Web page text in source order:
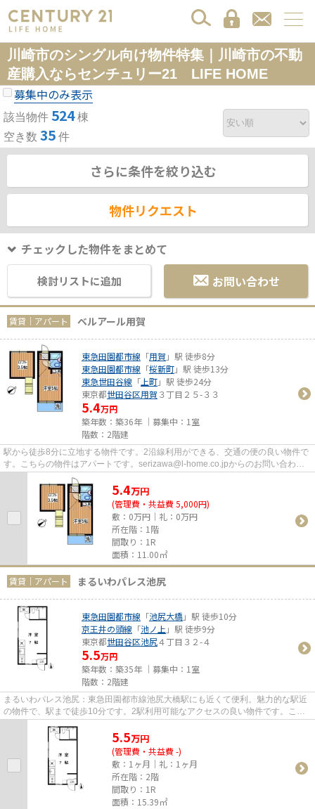
川崎市のシングル向け物件特集｜川崎市の不動
産購入ならセンチュリー21 LIFE HOME
募集中のみ表示
該当物件 524棟
空き数 35 件
さらに条件を絞り込む
物件リクエスト
チェックした物件をまとめて
検討リストに追加 お問い合わせ
賃貸｜アパート ベルアール用賀
東急田園都市線 「用賀 」駅 徒歩8分
東急田園都市線 「桜新町」駅 徒歩13分
東急世田谷線 「 上町」駅 徒歩24分
東京都世田谷区用賀 ３丁目２５-３３
5.4万円
築年数：築36年 ｜募集中： 1室
階数：2階建
駅から徒歩8分に立地する物件です。2沿線利用ができる、交通の便の良い物件で
す。こちらの物件はアパートです。serizawa@l-home.co.jpからのお問い合わせ
もお待ちしております。世田谷...
5.4万円
(管理費・共益費 5,000円)
敷：0万円｜礼：0万円
所在階：1階
間取り：1R
面積：11.00㎡
賃貸｜アパート まるいわパレス池尻
東急田園都市線 「池尻大橋」駅 徒歩10分
京王井の頭線 「池ノ上 」駅 徒歩9分
東京都世田谷区池尻４丁目３２-４
5.5万円
築年数：築35年 ｜募集中： 1室
階数：2階建
まるいわパレス池尻：東急田園都市線池尻大橋駅にも近くて便利。魅力的な駅近
の物件で、駅まで徒歩10分です。2駅利用可能なアクセスの良い物件です。こち
5.5万円
(管理費・共益費 -)
敷：1ヶ月｜礼：1ヶ月
所在階：2階
間取り：1R
面積：15.39㎡